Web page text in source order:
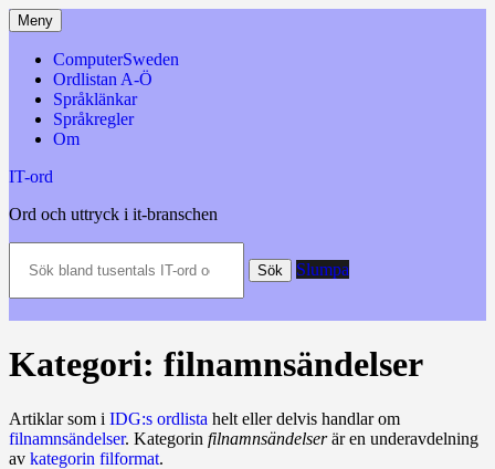
Hoppa
till
innehåll
Meny
ComputerSweden
Ordlistan A-Ö
Språklänkar
Språkregler
Om
IT-ord
Ord och uttryck i it-branschen
bland
och
datatermer
Sök Slumpa
Kategori: filnamnsändelser
Artiklar som i IDG:s ordlista helt eller delvis handlar om
filnamnsändelser. Kategorin filnamnsändelserär en underavdelning
av kategorin filformat.